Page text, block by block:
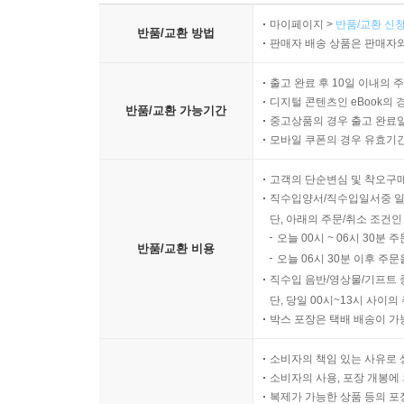
반품/교환 방법
마이페이지 > 반품/교환 신
판매자 배송 상품은 판매자
반품/교환 가능기간
출고 완료 후 10일 이내의
디지털 콘텐츠인 eBook의
중고상품의 경우 출고 완료
모바일 쿠폰의 경우 유효기
반품/교환 비용
고객의 단순변심 및 착오구
직수입양서/직수입일서중
단, 아래의 주문/취소 조건
오늘 00시 ~ 06시 30분
오늘 06시 30분 이후 주
직수입 음반/영상물/기프트
단, 당일 00시~13시 사이의
박스 포장은 택배 배송이
소비자의 책임 있는 사유로
소비자의 사용, 포장 개봉
복제가 가능한 상품 등의